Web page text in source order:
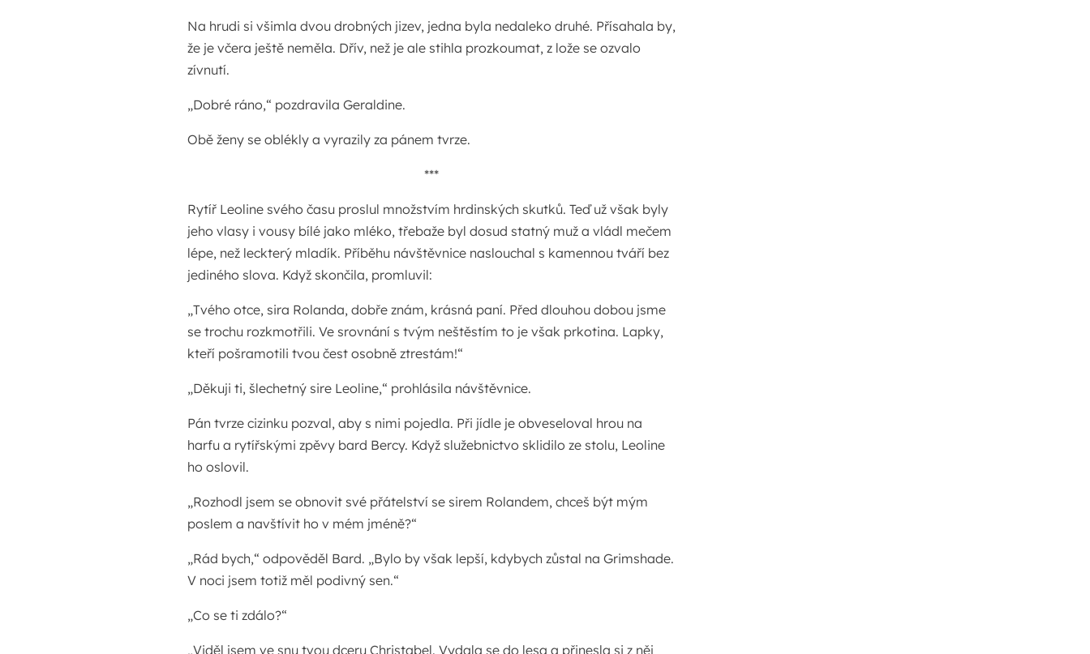
Na hrudi si všimla dvou drobných jizev, jedna byla nedaleko druhé. Přísahala by,
že je včera ještě neměla. Dřív, než je ale stihla prozkoumat, z lože se ozvalo
zívnutí.
„Dobré ráno,“ pozdravila Geraldine.
Obě ženy se oblékly a vyrazily za pánem tvrze.
***
Rytíř Leoline svého času proslul množstvím hrdinských skutků. Teď už však byly
jeho vlasy i vousy bílé jako mléko, třebaže byl dosud statný muž a vládl mečem
lépe, než leckterý mladík. Příběhu návštěvnice naslouchal s kamennou tváří bez
jediného slova. Když skončila, promluvil:
„Tvého otce, sira Rolanda, dobře znám, krásná paní. Před dlouhou dobou jsme
se trochu rozkmotřili. Ve srovnání s tvým neštěstím to je však prkotina. Lapky,
kteří pošramotili tvou čest osobně ztrestám!“
„Děkuji ti, šlechetný sire Leoline,“ prohlásila návštěvnice.
Pán tvrze cizinku pozval, aby s nimi pojedla. Při jídle je obveseloval hrou na
harfu a rytířskými zpěvy bard Bercy. Když služebnictvo sklidilo ze stolu, Leoline
ho oslovil.
„Rozhodl jsem se obnovit své přátelství se sirem Rolandem, chceš být mým
poslem a navštívit ho v mém jméně?“
„Rád bych,“ odpověděl Bard. „Bylo by však lepší, kdybych zůstal na Grimshade.
V noci jsem totiž měl podivný sen.“
„Co se ti zdálo?“
„Viděl jsem ve snu tvou dceru Christabel. Vydala se do lesa a přinesla si z něj